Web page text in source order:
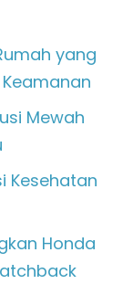
yang
Mewah
Kesehatan
Honda